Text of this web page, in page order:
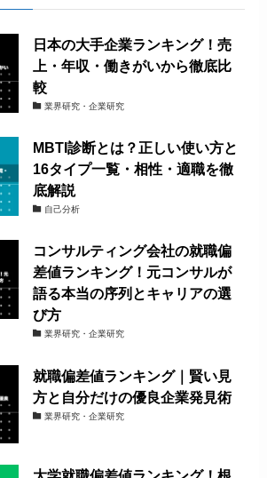
日本の大手企業ランキング！売
上・年収・働きがいから徹底比
較
業界研究・企業研究
MBTI診断とは？正しい使い方と
16タイプ一覧・相性・適職を徹
底解説
自己分析
コンサルティング会社の就職偏
差値ランキング！元コンサルが
語る本当の序列とキャリアの選
び方
業界研究・企業研究
就職偏差値ランキング｜賢い見
方と自分だけの優良企業発見術
業界研究・企業研究